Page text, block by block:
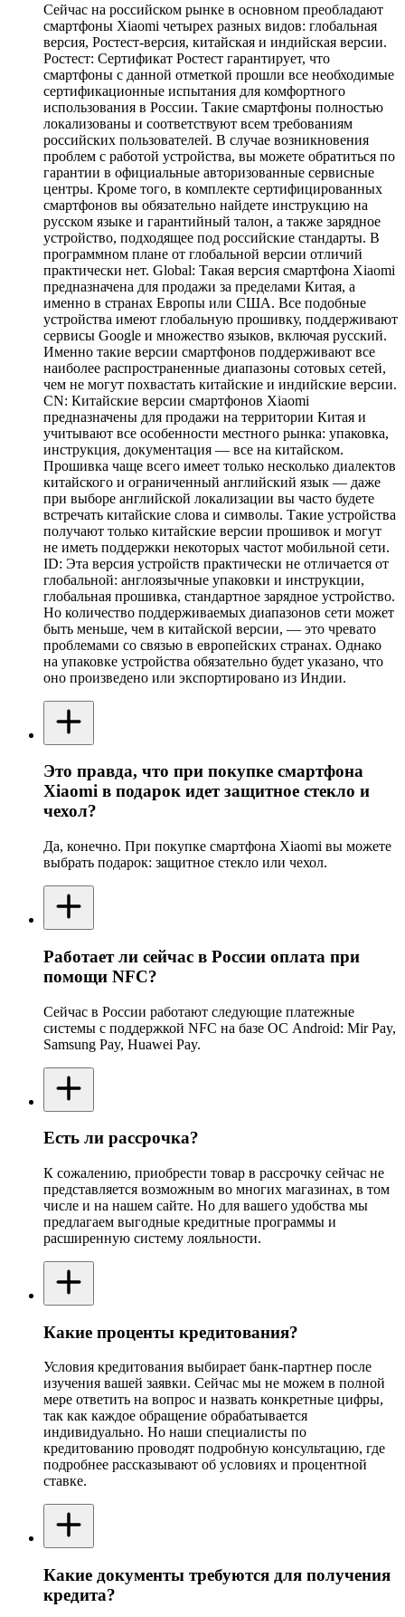
Сейчас на российском рынке в основном преобладают
смартфоны Xiaomi четырех разных видов: глобальная
версия, Ростест-версия, китайская и индийская версии.
Ростест: Сертификат Ростест гарантирует, что
смартфоны с данной отметкой прошли все необходимые
сертификационные испытания для комфортного
использования в России. Такие смартфоны полностью
локализованы и соответствуют всем требованиям
российских пользователей. В случае возникновения
проблем с работой устройства, вы можете обратиться по
гарантии в официальные авторизованные сервисные
центры. Кроме того, в комплекте сертифицированных
смартфонов вы обязательно найдете инструкцию на
русском языке и гарантийный талон, а также зарядное
устройство, подходящее под российские стандарты. В
программном плане от глобальной версии отличий
практически нет. Global: Такая версия смартфона Xiaomi
предназначена для продажи за пределами Китая, а
именно в странах Европы или США. Все подобные
устройства имеют глобальную прошивку, поддерживают
сервисы Google и множество языков, включая русский.
Именно такие версии смартфонов поддерживают все
наиболее распространенные диапазоны сотовых сетей,
чем не могут похвастать китайские и индийские версии.
CN: Китайские версии смартфонов Xiaomi
предназначены для продажи на территории Китая и
учитывают все особенности местного рынка: упаковка,
инструкция, документация — все на китайском.
Прошивка чаще всего имеет только несколько диалектов
китайского и ограниченный английский язык — даже
при выборе английской локализации вы часто будете
встречать китайские слова и символы. Такие устройства
получают только китайские версии прошивок и могут
не иметь поддержки некоторых частот мобильной сети.
ID: Эта версия устройств практически не отличается от
глобальной: англоязычные упаковки и инструкции,
глобальная прошивка, стандартное зарядное устройство.
Но количество поддерживаемых диапазонов сети может
быть меньше, чем в китайской версии, — это чревато
проблемами со связью в европейских странах. Однако
на упаковке устройства обязательно будет указано, что
оно произведено или экспортировано из Индии.
Это правда, что при покупке смартфона
Xiaomi в подарок идет защитное стекло и
чехол?
Да, конечно. При покупке смартфона Xiaomi вы можете
выбрать подарок: защитное стекло или чехол.
Работает ли сейчас в России оплата при
помощи NFC?
Сейчас в России работают следующие платежные
системы с поддержкой NFC на базе ОС Android: Mir Pay,
Samsung Pay, Huawei Pay.
Есть ли рассрочка?
К сожалению, приобрести товар в рассрочку сейчас не
представляется возможным во многих магазинах, в том
числе и на нашем сайте. Но для вашего удобства мы
предлагаем выгодные кредитные программы и
расширенную систему лояльности.
Какие проценты кредитования?
Условия кредитования выбирает банк-партнер после
изучения вашей заявки. Сейчас мы не можем в полной
мере ответить на вопрос и назвать конкретные цифры,
так как каждое обращение обрабатывается
индивидуально. Но наши специалисты по
кредитованию проводят подробную консультацию, где
подробнее рассказывают об условиях и процентной
ставке.
Какие документы требуются для получения
кредита?